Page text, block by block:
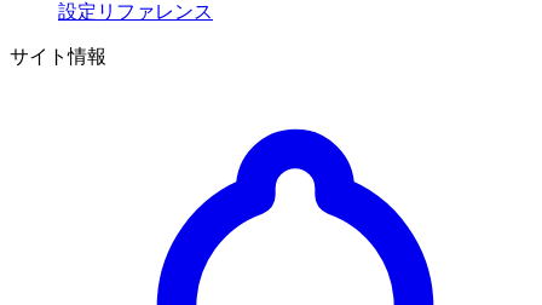
設定リファレンス
サイト情報